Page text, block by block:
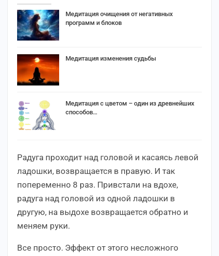
Медитация очищения от негативных
программ и блоков
Медитация изменения судьбы
Медитация с цветом – один из древнейших
способов…
Радуга проходит над головой и касаясь левой
ладошки, возвращается в правую. И так
попеременно 8 раз. Привстали на вдохе,
радуга над головой из одной ладошки в
другую, на выдохе возвращается обратно и
меняем руки.
Все просто. Эффект от этого несложного